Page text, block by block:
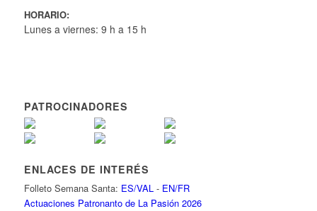
HORARIO:
Lunes a viernes: 9 h a 15 h
PATROCINADORES
ENLACES DE INTERÉS
Folleto Semana Santa: ES/VAL- EN/FR
Actuaciones Patronanto de La Pasión 2026